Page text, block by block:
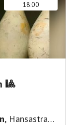
18:00
🎱
, Hansastraße